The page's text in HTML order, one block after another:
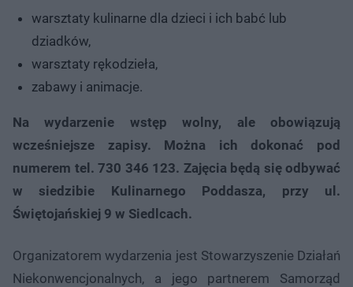
warsztaty kulinarne dla dzieci i ich babć lub
dziadków,
warsztaty rękodzieła,
zabawy i animacje.
Na wydarzenie wstęp wolny, ale obowiązują
wcześniejsze zapisy. Można ich dokonać pod
numerem tel. 730 346 123. Zajęcia będą się odbywać
w siedzibie Kulinarnego Poddasza, przy ul.
Świętojańskiej 9 w Siedlcach.
Organizatorem wydarzenia jest Stowarzyszenie Działań
Niekonwencjonalnych, a jego partnerem Samorząd